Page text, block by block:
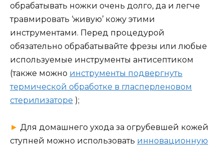
обрабатывать ножки очень долго, да и легче
травмировать ‘живую’ кожу этими
инструментами. Перед процедурой
обязательно обрабатывайте фрезы или любые
используемые инструменты антисептиком
(также можно инструменты подвергнуть
термической обработке в гласперленовом
стерилизаторе );
► Для домашнего ухода за огрубевшей кожей
ступней можно использовать инновационную